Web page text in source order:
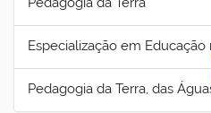
Especialização em Educação
Pedagogia da Terra, das